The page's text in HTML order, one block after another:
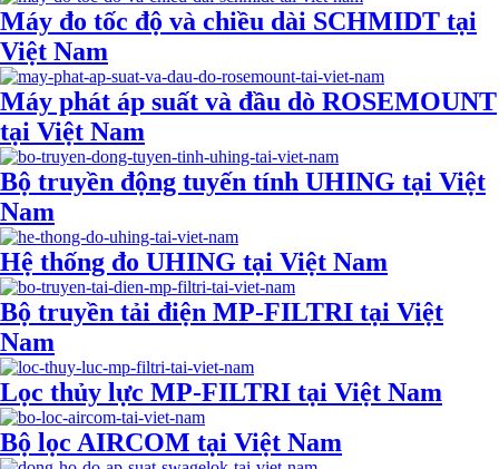
Máy đo tốc độ và chiều dài SCHMIDT tại
Việt Nam
Máy phát áp suất và đầu dò ROSEMOUNT
tại Việt Nam
Bộ truyền động tuyến tính UHING tại Việt
Nam
Hệ thống đo UHING tại Việt Nam
Bộ truyền tải điện MP-FILTRI tại Việt
Nam
Lọc thủy lực MP-FILTRI tại Việt Nam
Bộ lọc AIRCOM tại Việt Nam